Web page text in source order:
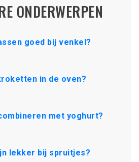
ONDERWERPEN
goed bij venkel?
in de oven?
met yoghurt?
lekker bij spruitjes?